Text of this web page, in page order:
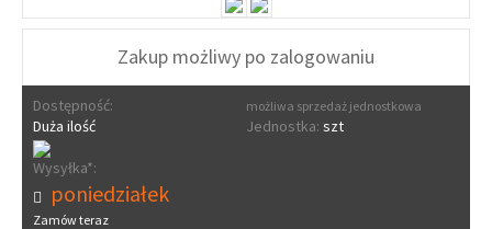
Zakup możliwy po zalogowaniu
Dostępność:
Duża ilość
możliwa sprzedaż jednostkowa
Jednostka: szt
Wysyłka*:
poniedziałek
Zamów teraz